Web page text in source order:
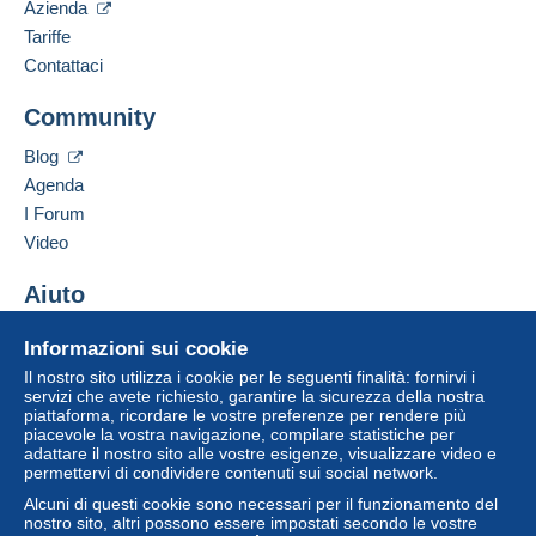
bonifico sul proprio saldo
pagamenti con assegno o bonifico bancario diretto
al venditore.
disponibili su Delcampe nella pagina "
acquisti: Da pagare
Un pagamento non effettuato tramite
pagamento integrato nel sito
dell'acquirente.
clausole relative al pagamento, queste sono da
considerarsi nulle e non dovute. Le condizioni di
pagamento del sito Delcampe, definite nelle
condizioni d'uso, sono le uniche applicabili.
Gli acquisti devono essere pagati entro14 giorni
venditore.
Lingua parlata:
Contattare il venditore
Informazioni sui cookie
Il nostro sito utilizza i cookie per le seguenti finalità: fornirvi i
servizi che avete richiesto, garantire la sicurezza della nostra
piattaforma, ricordare le vostre preferenze per rendere più
piacevole la vostra navigazione, compilare statistiche per
adattare il nostro sito alle vostre esigenze, visualizzare video e
permettervi di condividere contenuti sui social network.
Alcuni di questi cookie sono necessari per il funzionamento del
nostro sito, altri possono essere impostati secondo le vostre
Azienda
Tariffe
Contattaci
Community
Blog
Agenda
I Forum
Video
Aiuto
Acquistare su Delcampe
Vendere su Delcampe
Un sito sicuro